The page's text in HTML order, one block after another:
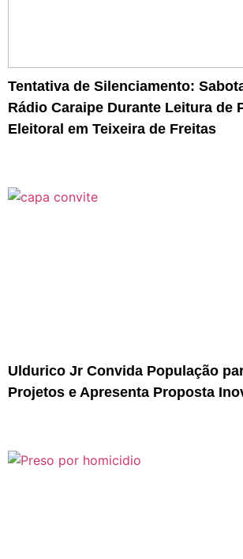
Tentativa de Silenciamento:
Rádio Caraipe Durante Leitura de
Eleitoral em Teixeira de Freitas
Uldurico Jr Convida População
Projetos e Apresenta Proposta